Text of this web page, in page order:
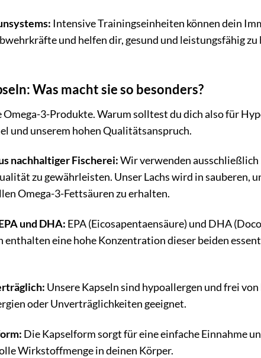
Intensive Trainingseinheiten können dein
und helfen dir, gesund und leistungsfähig
Was macht sie so besonders?
3-Produkte. Warum solltest du dich also für
und unserem hohen Qualitätsanspruch.
nachhaltiger Fischerei:Wir verwenden ausschließlich
zu gewährleisten. Unser Lachs wird in sauberen,
Omega-3-Fettsäuren zu erhalten.
und DHA: EPA (Eicosapentaensäure) und DHA
enthalten eine hohe Konzentration dieser beiden
Unsere Kapseln sind hypoallergen und frei
oder Unverträglichkeiten geeignet.
Die Kapselform sorgt für eine einfache Einnahme
Wirkstoffmenge in deinen Körper.